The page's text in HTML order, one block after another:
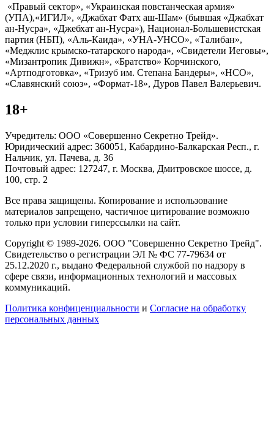
«Правый сектор», «Украинская повстанческая армия»
(УПА),«ИГИЛ», «Джабхат Фатх аш-Шам» (бывшая «Джабхат
ан-Нусра», «Джебхат ан-Нусра»), Национал-Большевистская
партия (НБП), «Аль-Каида», «УНА-УНСО», «Талибан»,
«Меджлис крымско-татарского народа», «Свидетели Иеговы»,
«Мизантропик Дивижн», «Братство» Корчинского,
«Артподготовка», «Тризуб им. Степана Бандеры», «НСО»,
«Славянский союз», «Формат-18», Дуров Павел Валерьевич.
18+
Учредитель: ООО «Совершенно Секретно Трейд».
Юридический адрес: 360051, Кабардино-Балкарская Респ., г.
Нальчик, ул. Пачева, д. 36
Почтовый адрес: 127247, г. Москва, Дмитровское шоссе, д.
100, стр. 2
Все права защищены. Копирование и использование
материалов запрещено, частичное цитирование возможно
только при условии гиперссылки на сайт.
Copyright © 1989-2026. ООО "Совершенно Секретно Трейд".
Свидетельство о регистрации ЭЛ № ФС 77-79634 от
25.12.2020 г., выдано Федеральной службой по надзору в
сфере связи, информационных технологий и массовых
коммуникаций.
Политика конфиценциальности и Согласие на обработку
персональных данных